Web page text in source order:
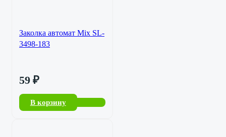
Заколка автомат Mix SL-
3498-183
59 ₽
В корзину